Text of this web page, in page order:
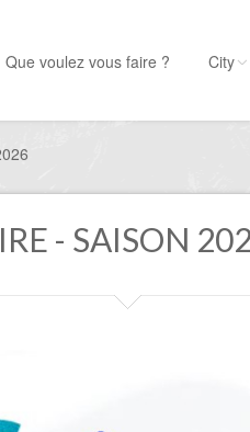
Que voulez vous faire ? City
- SAISON